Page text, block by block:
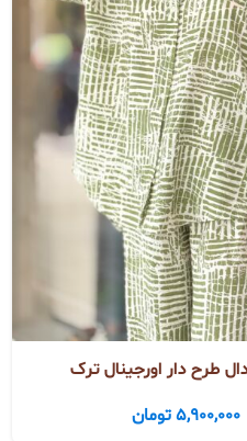
طرح دار اورجینال ترک
5,900,000 تومان